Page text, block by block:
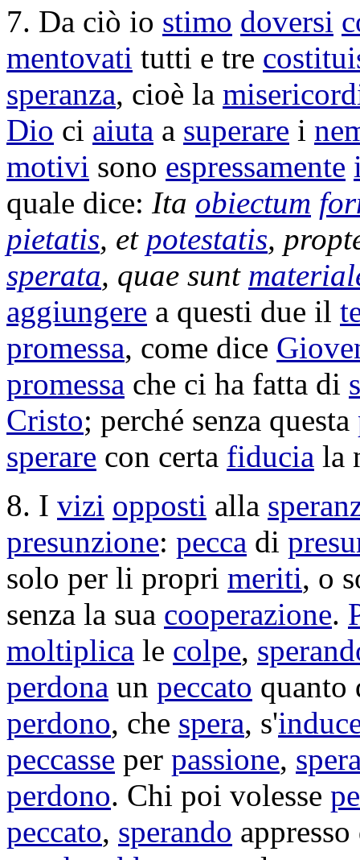
7. Da ciò io stimo doversi
mentovati tutti e tre
speranza, cioè la
Dio ci aiuta a superare i
motivi sono espressamente
quale dice: Ita obiectum
pietatis, et potestatis,
sperata, quae sunt
aggiungere a questi due il
promessa, come dice
promessa che ci ha fatta di
Cristo; perché senza questa
sperare con certa fiducia la
8. I vizi opposti alla
presunzione: pecca di
solo per li propri meriti, o
senza la sua cooperazione.
moltiplica le colpe,
perdona un peccato quanto
perdono, che spera, s'
peccasse per passione,
perdono. Chi poi volesse
peccato, sperando